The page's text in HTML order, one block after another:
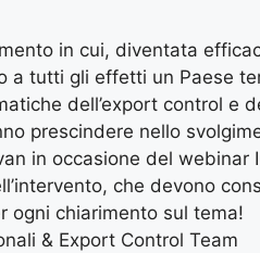
in cui, diventata
tutti gli effetti un Paese
dell’export control e
prescindere nello
in occasione del
che devono
ogni chiarimento sul tema!
& Export Control Team